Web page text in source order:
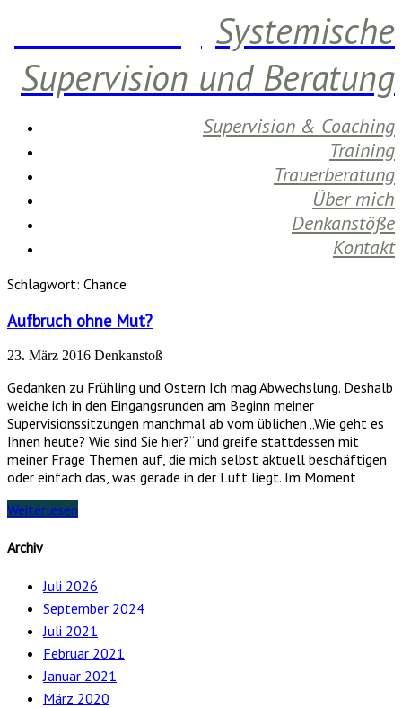
Systemische
Supervision und Beratung
Supervision & Coaching
Training
Trauerberatung
Über mich
Denkanstöße
Kontakt
Schlagwort: Chance
Aufbruch ohne Mut?
23. März 2016 Denkanstoß
Gedanken zu Frühling und Ostern Ich mag Abwechslung. Deshalb
weiche ich in den Eingangsrunden am Beginn meiner
Supervisionssitzungen manchmal ab vom üblichen „Wie geht es
Ihnen heute? Wie sind Sie hier?“ und greife stattdessen mit
meiner Frage Themen auf, die mich selbst aktuell beschäftigen
oder einfach das, was gerade in der Luft liegt. Im Moment
Weiterlesen
Archiv
Juli 2026
September 2024
Juli 2021
Februar 2021
Januar 2021
März 2020